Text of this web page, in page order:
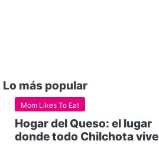
Lo más popular
Mom Likes To Eat
Hogar del Queso: el lugar
donde todo Chilchota vive